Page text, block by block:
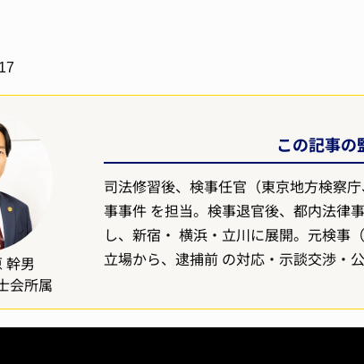
幹男
会所属
この記事の
司法修習後、検事任官（東京地方検察
事事件 を担当。検事退官後、都内法律
し、新宿・ 横浜・立川に展開。元検事
立場から、逮捕前 の対応・示談交渉・